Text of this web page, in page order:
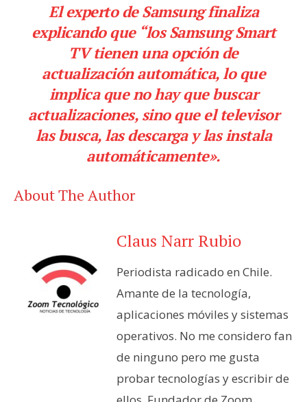
El experto de Samsung finaliza
explicando que “los Samsung Smart
TV tienen una opción de
actualización automática, lo que
implica que no hay que buscar
actualizaciones, sino que el televisor
las busca, las descarga y las instala
automáticamente».
About The Author
Claus Narr Rubio
Periodista radicado en Chile.
Amante de la tecnología,
aplicaciones móviles y sistemas
operativos. No me considero fan
de ninguno pero me gusta
probar tecnologías y escribir de